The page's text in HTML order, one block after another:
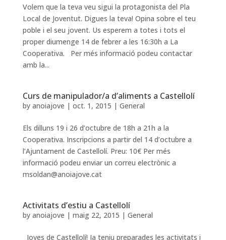
Volem que la teva veu sigui la protagonista del Pla
Local de Joventut. Digues la teva! Opina sobre el teu
poble i el seu jovent. Us esperem a totes i tots el
proper diumenge 14 de febrer a les 16:30h a La
Cooperativa. Per més informació podeu contactar
amb la...
Curs de manipulador/a d’aliments a Castellolí
by anoiajove | oct. 1, 2015 | General
Els dilluns 19 i 26 d’octubre de 18h a 21h a la
Cooperativa. Inscripcions a partir del 14 d’octubre a
l’Ajuntament de Castellolí. Preu: 10€ Per més
informació podeu enviar un correu electrònic a
msoldan@anoiajove.cat
Activitats d’estiu a Castellolí
by anoiajove | maig 22, 2015 | General
Joves de Castellolí! Ja teniu preparades les activitats i